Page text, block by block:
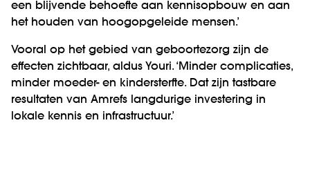
een blijvende behoefte aan kennisopbouw en aan
het houden van hoogopgeleide mensen.’
Vooral op het gebied van geboortezorg zijn de
effecten zichtbaar, aldus Youri. ‘Minder complicaties,
minder moeder- en kindersterfte. Dat zijn tastbare
resultaten van Amrefs langdurige investering in
lokale kennis en infrastructuur.’